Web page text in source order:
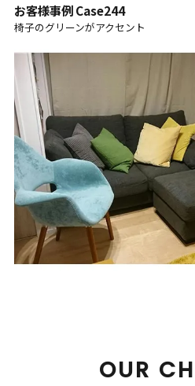
お客様事例 Case244
椅子のグリーンがアクセント
OUR